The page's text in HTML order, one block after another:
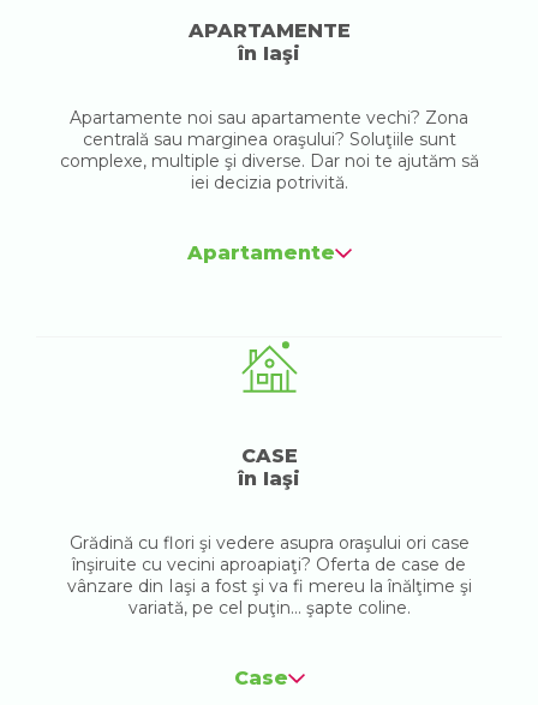
APARTAMENTE
în Iaşi
Apartamente noi sau apartamente vechi? Zona
centrală sau marginea oraşului? Soluţiile sunt
complexe, multiple şi diverse. Dar noi te ajutăm să
iei decizia potrivită.
Apartamente
CASE
în Iaşi
Grădină cu flori şi vedere asupra oraşului ori case
înşiruite cu vecini aproapiaţi? Oferta de case de
vânzare din Iaşi a fost şi va fi mereu la înălţime şi
variată, pe cel puţin... şapte coline.
Case